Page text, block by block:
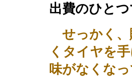
出費のひと
せっかく
くタイヤを
味がなくな